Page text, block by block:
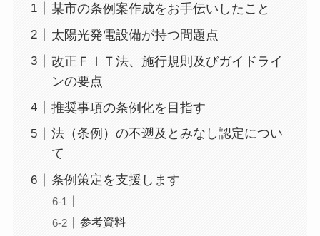
某市の条例案作成をお手伝いしたこと
太陽光発電設備が持つ問題点
改正ＦＩＴ法、施行規則及びガイドライ
ンの要点
推奨事項の条例化を目指す
法（条例）の不遡及とみなし認定につい
て
条例策定を支援します
参考資料